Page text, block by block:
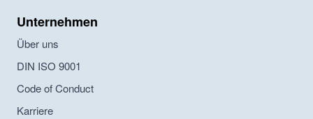
Unternehmen
Über uns
DIN ISO 9001
Code of Conduct
Karriere